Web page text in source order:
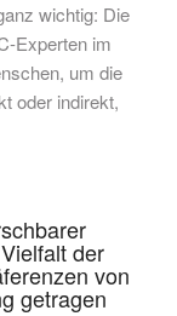
wichtig: Die
Experten im
um die
oder indirekt,
der
von
getragen